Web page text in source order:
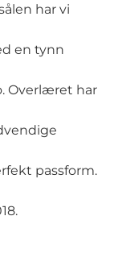
har vi
en tynn
Overlæret har
passform.